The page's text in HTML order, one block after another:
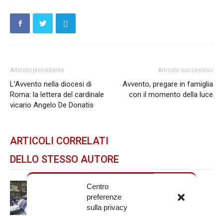
Centro
preferenze
sulla privacy
Articolo precedente
L’Avvento nella diocesi di
Roma: la lettera del cardinale
vicario Angelo De Donatis
Articolo successivo
Avvento, pregare in famiglia
con il momento della luce
ARTICOLI CORRELATI
DELLO STESSO AUTORE
Spin Time: la dichiarazione del
cardinale vicario